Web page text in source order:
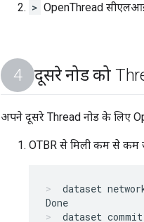
> OpenThread
दूसरे नोड को
अपने दूसरे Thread नोड के लिए
OTBR से मिली कम से कम
dataset
dataset